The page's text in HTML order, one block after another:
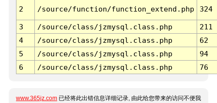
2 /source/function/function_extend.php 324
3 /source/class/jzmysql.class.php
211
4
/source/class/jzmysql.class.php
62
5
/source/class/jzmysql.class.php
94
6
/source/class/jzmysql.class.php 76
www.365jz.com 已经将此出错信息详细记录, 由此给您带来的访问不便我